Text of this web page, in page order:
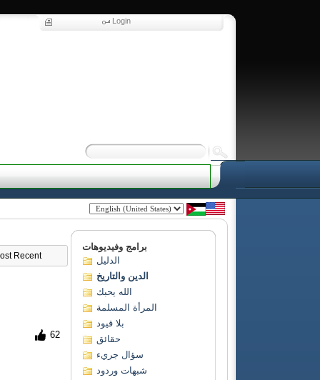
Login
Recent
62
برامج وفيديوهات
الدليل
الدين والتاريخ
الله يحبك
المرأة المسلمة
بلا قيود
حقائق
سؤال جريء
شبهات وردود